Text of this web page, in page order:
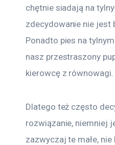
chętnie siadają na
zdecydowanie nie jest
Ponadto pies na
nasz przestraszony
kierowcę z równowagi.
Dlatego też często
rozwiązanie, niemniej
zazwyczaj te małe,